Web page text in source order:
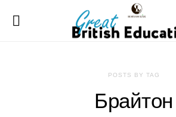
POSTS BY TAG
Брайтон